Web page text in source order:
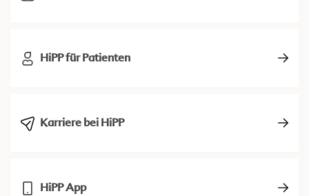
HiPP für Patienten
Karriere bei HiPP
HiPP App